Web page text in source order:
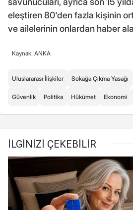
eleştiren 80'den fazla kişinin
ve ailelerinin onlardan haber
Kaynak: ANKA
Uluslararası İlişkiler Sokağa Çıkma Yasağı
Güvenlik Politika Hükümet Ekonomi